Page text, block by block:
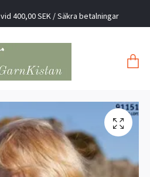
400,00 SEK / Säkra betalningar